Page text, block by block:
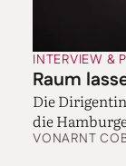
vor ein paar
gemacht,
Zeit.
Wenn jetzt
Beethoven
machen?
INTERVIEW &
Raum
Die
die
VONARNT